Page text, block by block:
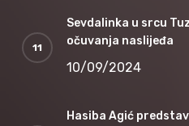
Sevdalinka u srcu
očuvanja naslijeđa
10/09/2024
Hasiba Agić